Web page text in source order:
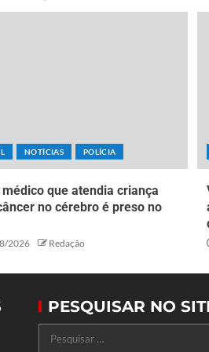
NOTÍCIAS POLÍCIA
médico que atendia criança
no cérebro é preso no
2026 Redação
PESQUISAR NO